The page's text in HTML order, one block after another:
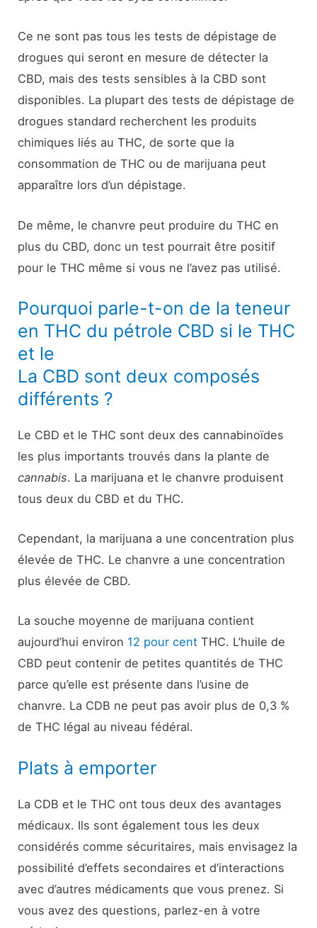
Ce ne sont pas tous les tests de dépistage de
drogues qui seront en mesure de détecter la
CBD, mais des tests sensibles à la CBD sont
disponibles. La plupart des tests de dépistage de
drogues standard recherchent les produits
chimiques liés au THC, de sorte que la
consommation de THC ou de marijuana peut
apparaître lors d’un dépistage.
De même, le chanvre peut produire du THC en
plus du CBD, donc un test pourrait être positif
pour le THC même si vous ne l’avez pas utilisé.
Pourquoi parle-t-on de la teneur
en THC du pétrole CBD si le THC
et le
La CBD sont deux composés
différents ?
Le CBD et le THC sont deux des cannabinoïdes
les plus importants trouvés dans la plante de
cannabis. La marijuana et le chanvre produisent
tous deux du CBD et du THC.
Cependant, la marijuana a une concentration plus
élevée de THC. Le chanvre a une concentration
plus élevée de CBD.
La souche moyenne de marijuana contient
aujourd’hui environ 12 pour cent THC. L’huile de
CBD peut contenir de petites quantités de THC
parce qu’elle est présente dans l’usine de
chanvre. La CDB ne peut pas avoir plus de 0,3 %
de THC légal au niveau fédéral.
Plats à emporter
La CDB et le THC ont tous deux des avantages
médicaux. Ils sont également tous les deux
considérés comme sécuritaires, mais envisagez la
possibilité d’effets secondaires et d’interactions
avec d’autres médicaments que vous prenez. Si
vous avez des questions, parlez-en à votre